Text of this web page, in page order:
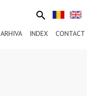
ARHIVA INDEX CONTACT